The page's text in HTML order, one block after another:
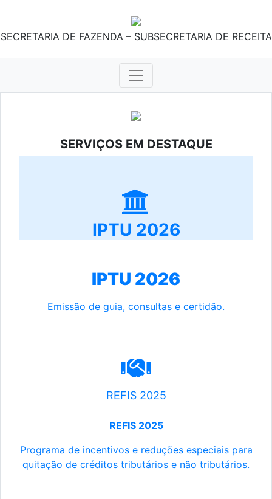
SECRETARIA DE FAZENDA – SUBSECRETARIA DE RECEITA
SERVIÇOS EM DESTAQUE
IPTU 2026
IPTU 2026
Emissão de guia, consultas e certidão.
REFIS 2025
REFIS 2025
Programa de incentivos e reduções especiais para
quitação de créditos tributários e não tributários.